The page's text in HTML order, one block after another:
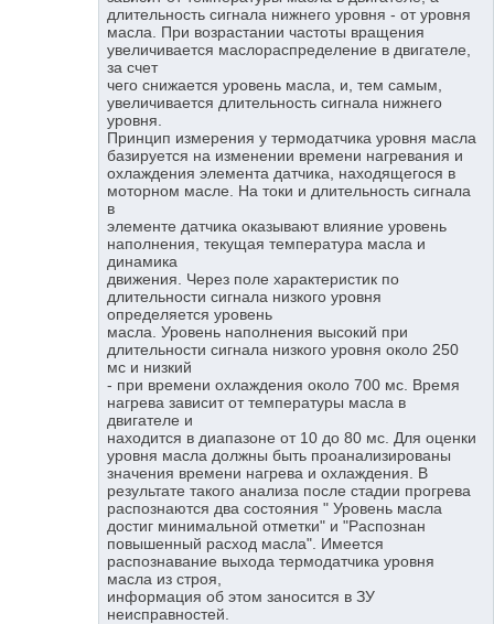
длительность сигнала нижнего уровня - от уровня
масла. При возрастании частоты вращения
увеличивается маслораспределение в двигателе,
за счет
чего снижается уровень масла, и, тем самым,
увеличивается длительность сигнала нижнего
уровня.
Принцип измерения у термодатчика уровня масла
базируется на изменении времени нагревания и
охлаждения элемента датчика, находящегося в
моторном масле. На токи и длительность сигнала
в
элементе датчика оказывают влияние уровень
наполнения, текущая температура масла и
динамика
движения. Через поле характеристик по
длительности сигнала низкого уровня
определяется уровень
масла. Уровень наполнения высокий при
длительности сигнала низкого уровня около 250
мс и низкий
- при времени охлаждения около 700 мс. Время
нагрева зависит от температуры масла в
двигателе и
находится в диапазоне от 10 до 80 мс. Для оценки
уровня масла должны быть проанализированы
значения времени нагрева и охлаждения. В
результате такого анализа после стадии прогрева
распознаются два состояния " Уровень масла
достиг минимальной отметки" и "Распознан
повышенный расход масла". Имеется
распознавание выхода термодатчика уровня
масла из строя,
информация об этом заносится в ЗУ
неисправностей.